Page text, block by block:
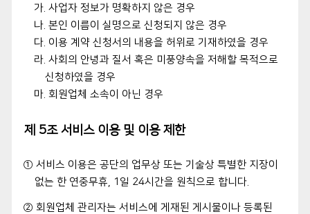
가. 사업자 정보가 명확하지 않은 경우
나. 본인 이름이 실명으로 신청되지 않은 경우
다. 이용 계약 신청서의 내용을 허위로 기재하였을 경우
라. 사회의 안녕과 질서 혹은 미풍양속을 저해할 목적으로
신청하였을 경우
마. 회원업체 소속이 아닌 경우
제 5조 서비스 이용 및 이용 제한
① 서비스 이용은 공단의 업무상 또는 기술상 특별한 지장이
없는 한 연중무휴, 1일 24시간을 원칙으로 합니다.
② 회원업체 관리자는 서비스에 게재된 게시물이나 등록된